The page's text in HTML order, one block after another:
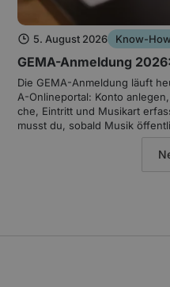
5. August 2026 Know-How
GEMA-Anmeldung
Die GEMA-Anmeldung läuft
A-Onlineportal: Konto
che, Eintritt und Musikart
musst du, sobald Musik
ar am besten, sobald die
m Event. Wer nicht meldet,